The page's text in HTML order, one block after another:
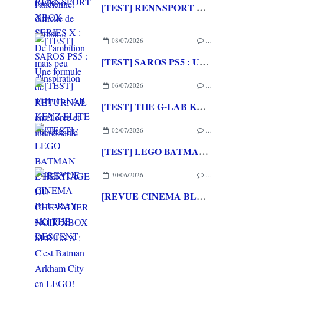
[TEST] RENNSPORT XBOX SERIES X : De l'ambition mais peu d'inspiration
08/07/2026 …
[TEST] SAROS PS5 : Une formule de RETURNAL améliorée et interessante
06/07/2026 …
[TEST] THE G-LAB KEYZ ELITE 400 HE PC
02/07/2026 …
[TEST] LEGO BATMAN L'HERITAGE DU CHEVALIER NOIR XBOX SERIES X : C'est Batman Arkham City en LEGO!
30/06/2026 …
[REVUE CINEMA BLU-RAY 4K] THE DESCENT